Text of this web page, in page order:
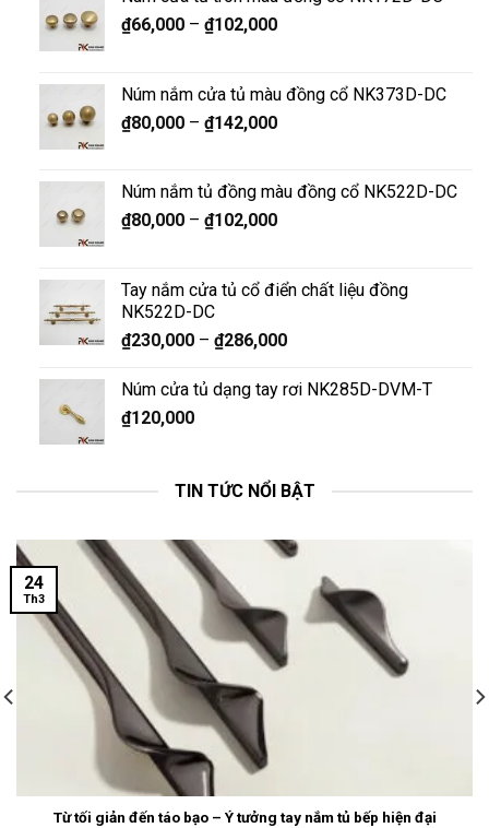
₫66,000– ₫102,000
Núm nắm cửa tủ màu đồng cổ NK373D-DC
₫80,000– ₫142,000
Núm nắm tủ đồng màu đồng cổ NK522D-DC
₫80,000– ₫102,000
Tay nắm cửa tủ cổ điển chất liệu đồng
NK522D-DC
₫230,000– ₫286,000
Núm cửa tủ dạng tay rơi NK285D-DVM-T
₫120,000
TIN TỨC NỔI BẬT
Từ tối giản đến táo bạo – Ý tưởng tay nắm tủ bếp hiện đại
24
Th3